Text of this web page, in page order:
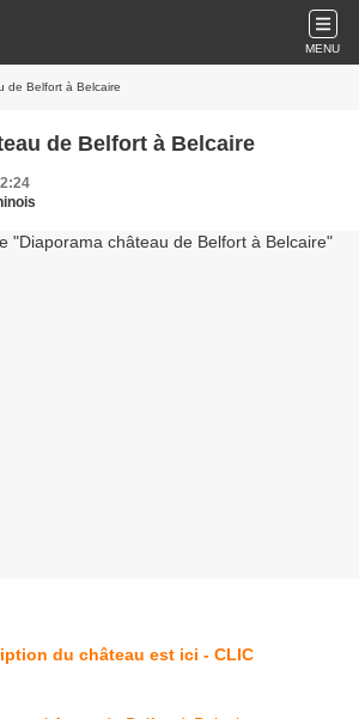
MENU
de Belfort à Belcaire
de Belfort à Belcaire
du château est ici - CLIC